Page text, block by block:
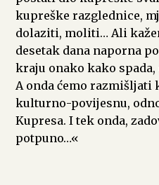
kupreške razglednice,
dolaziti, moliti… Ali
desetak dana naporna
kraju onako kako
A onda ćemo razmišljati
kulturno-povijesnu,
Kupresa. I tek onda,
potpuno…«